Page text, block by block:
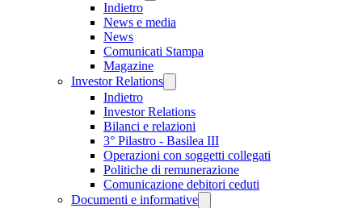
Indietro
News e media
News
Comunicati Stampa
Magazine
Investor Relations
Indietro
Investor Relations
Bilanci e relazioni
3° Pilastro - Basilea III
Operazioni con soggetti collegati
Politiche di remunerazione
Comunicazione debitori ceduti
Documenti e informative